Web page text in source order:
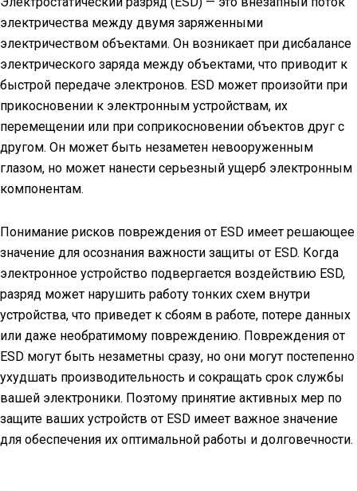
электричества между двумя заряженными
электричеством объектами. Он возникает при дисбалансе
электрического заряда между объектами, что приводит к
быстрой передаче электронов. ESD может произойти при
прикосновении к электронным устройствам, их
перемещении или при соприкосновении объектов друг с
другом. Он может быть незаметен невооруженным
глазом, но может нанести серьезный ущерб электронным
компонентам.
Понимание рисков повреждения от ESD имеет решающее
значение для осознания важности защиты от ESD. Когда
электронное устройство подвергается воздействию ESD,
разряд может нарушить работу тонких схем внутри
устройства, что приведет к сбоям в работе, потере данных
или даже необратимому повреждению. Повреждения от
ESD могут быть незаметны сразу, но они могут постепенно
ухудшать производительность и сокращать срок службы
вашей электроники. Поэтому принятие активных мер по
защите ваших устройств от ESD имеет важное значение
для обеспечения их оптимальной работы и долговечности.